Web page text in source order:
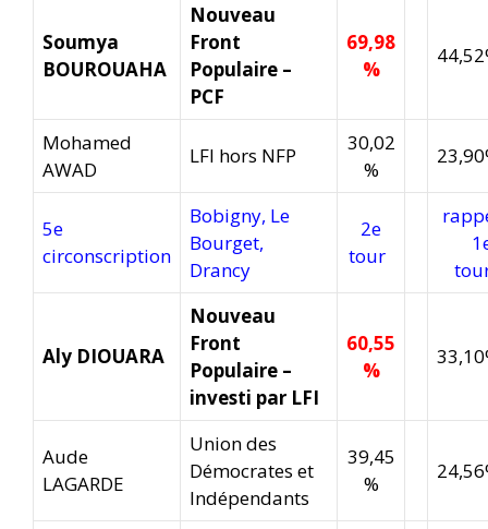
Soumya
BOUROUAHA
Nouveau
Front
Populaire –
PCF
69,98
%
Mohamed
AWAD
LFI hors NFP
30,02
%
5e
circonscription
Bobigny, Le
Bourget,
Drancy
2e
tour
Aly DIOUARA
Nouveau
Front
Populaire –
investi par LFI
60,55
%
Aude
LAGARDE
Union des
Démocrates et
Indépendants
39,45
%